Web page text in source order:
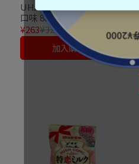
UHA味覺糖 普超軟糖綜合
口味 88g
¥263¥328
加入購物車